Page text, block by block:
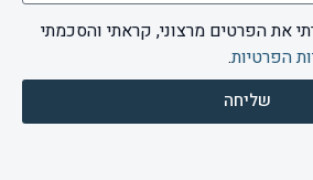
את הפרטים מרצוני, קראתי והסכמתי
הפרטיות.
שליחה